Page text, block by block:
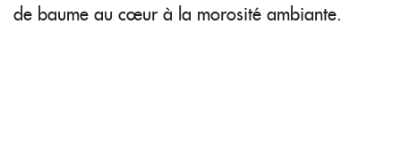
de baume au cœur à la morosité ambiante.